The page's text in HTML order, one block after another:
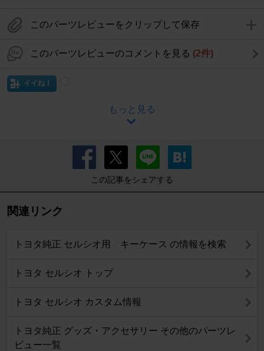
このパーツレビューをクリップして保存
このパーツレビューのコメントを見る (2件)
イイね！
もっと見る
この記事をシェアする
関連リンク
トヨタ純正 セルシオ用 キーケース の情報を検索
トヨタ セルシオ トップ
トヨタ セルシオ カスタム情報
トヨタ純正 グッズ・アクセサリー その他のパーツレ
ビュー一覧